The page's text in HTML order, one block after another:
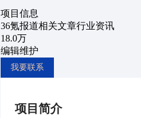
项目信息
36氪报道相关文章行业资讯
18.0万
编辑维护
我要联系
项目简介